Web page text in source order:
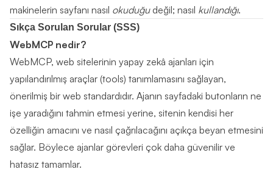
makinelerin sayfanı nasıl okuduğudeğil; nasıl kullandığı.
Sıkça Sorulan Sorular (SSS)
WebMCP nedir?
WebMCP, web sitelerinin yapay zekâ ajanları için
yapılandırılmış araçlar (tools) tanımlamasını sağlayan,
önerilmiş bir web standardıdır. Ajanın sayfadaki butonların ne
işe yaradığını tahmin etmesi yerine, sitenin kendisi her
özelliğin amacını ve nasıl çağrılacağını açıkça beyan etmesini
sağlar. Böylece ajanlar görevleri çok daha güvenilir ve
hatasız tamamlar.